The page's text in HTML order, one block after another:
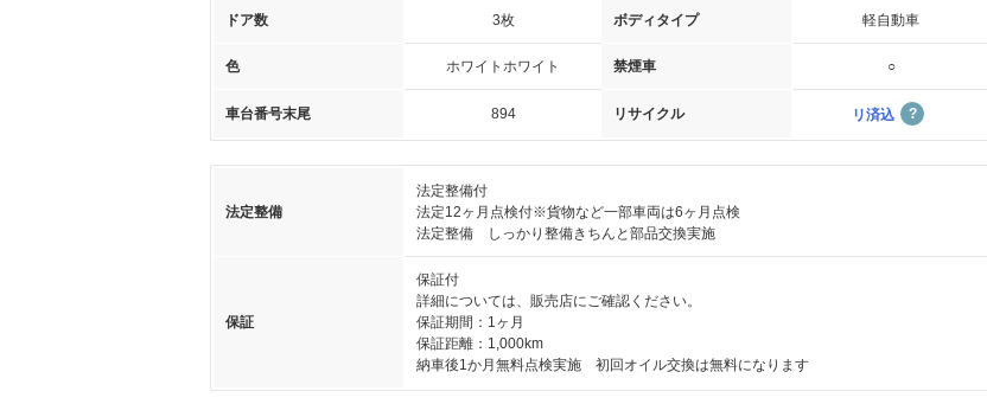
ドア数 3枚 ボディタイプ 軽自動車
色 ホワイトホワイト 禁煙車 ○
車台番号末尾 894 リサイクル リ済込
法定整備
法定整備付
法定12ヶ月点検付※貨物など一部車両は6ヶ月点検
法定整備 しっかり整備きちんと部品交換実施
保証
保証付
詳細については、販売店にご確認ください。
保証期間：1ヶ月
保証距離：1,000km
納車後1か月無料点検実施 初回オイル交換は無料になります